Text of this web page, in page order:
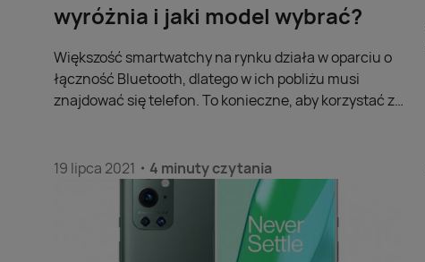
wyróżnia i jaki model wybrać?
Większość smartwatchy na rynku działa w oparciu o
łączność Bluetooth, dlatego w ich pobliżu musi
znajdować się telefon. To konieczne, aby korzystać z
19 lipca 2021
4 minuty czytania